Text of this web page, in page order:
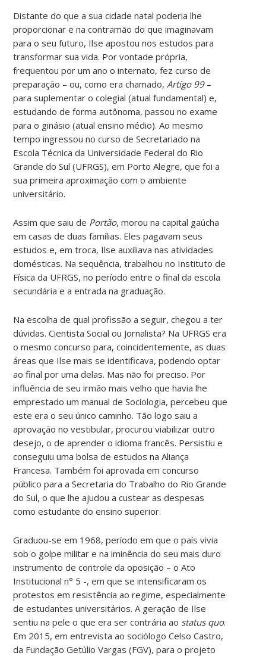
Distante do que a sua cidade natal poderia lhe
proporcionar e na contramão do que imaginavam
para o seu futuro, Ilse apostou nos estudos para
transformar sua vida. Por vontade própria,
frequentou por um ano o internato, fez curso de
preparação – ou, como era chamado, Artigo 99–
para suplementar o colegial (atual fundamental) e,
estudando de forma autônoma, passou no exame
para o ginásio (atual ensino médio). Ao mesmo
tempo ingressou no curso de Secretariado na
Escola Técnica da Universidade Federal do Rio
Grande do Sul (UFRGS), em Porto Alegre, que foi a
sua primeira aproximação com o ambiente
universitário.
Assim que saiu de Portão, morou na capital gaúcha
em casas de duas famílias. Eles pagavam seus
estudos e, em troca, Ilse auxiliava nas atividades
domésticas. Na sequência, trabalhou no Instituto de
Física da UFRGS, no período entre o final da escola
secundária e a entrada na graduação.
Na escolha de qual profissão a seguir, chegou a ter
dúvidas. Cientista Social ou Jornalista? Na UFRGS era
o mesmo concurso para, coincidentemente, as duas
áreas que Ilse mais se identificava, podendo optar
ao final por uma delas. Mas não foi preciso. Por
influência de seu irmão mais velho que havia lhe
emprestado um manual de Sociologia, percebeu que
este era o seu único caminho. Tão logo saiu a
aprovação no vestibular, procurou viabilizar outro
desejo, o de aprender o idioma francês. Persistiu e
conseguiu uma bolsa de estudos na Aliança
Francesa. Também foi aprovada em concurso
público para a Secretaria do Trabalho do Rio Grande
do Sul, o que lhe ajudou a custear as despesas
como estudante do ensino superior.
Graduou-se em 1968, período em que o país vivia
sob o golpe militar e na iminência do seu mais duro
instrumento de controle da oposição – o Ato
Institucional n° 5 -, em que se intensificaram os
protestos em resistência ao regime, especialmente
de estudantes universitários. A geração de Ilse
sentiu na pele o que era ser contrária ao status quo.
Em 2015, em entrevista ao sociólogo Celso Castro,
da Fundação Getúlio Vargas (FGV), para o projeto